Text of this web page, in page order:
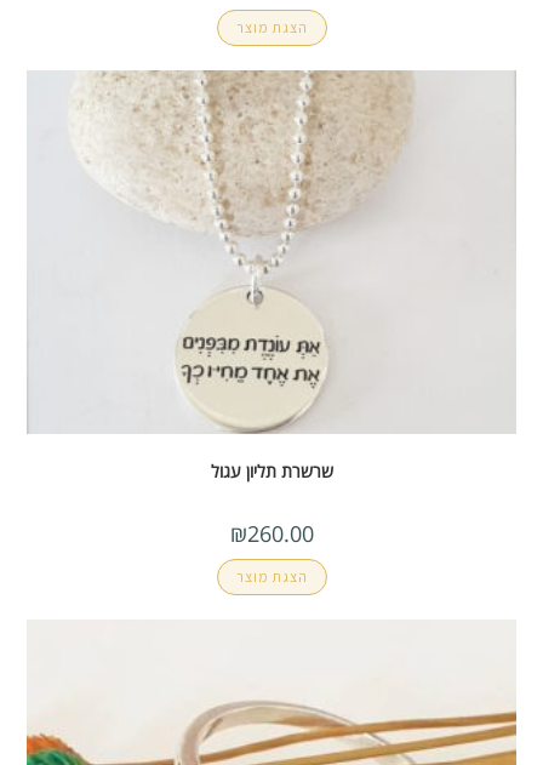
הצגת מוצר
שרשרת תליון עגול
₪260.00
הצגת מוצר